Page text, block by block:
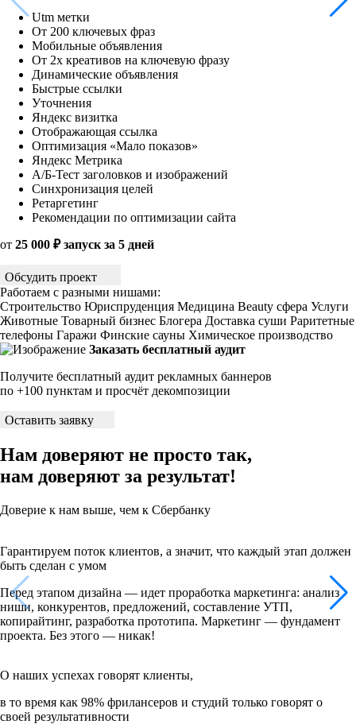
Utm метки
От 200 ключевых фраз
Мобильные объявления
От 2х креативов на ключевую фразу
Динамические объявления
Быстрые ссылки
Уточнения
Яндекс визитка
Отображающая ссылка
Оптимизация «Мало показов»
Яндекс Метрика
А/Б-Тест заголовков и изображений
Синхронизация целей
Ретаргетинг
Рекомендации по оптимизации сайта
от 25 000 ₽ запуск за 5 дней
Обсудить проект
Работаем с разными нишами:
Строительство Юриспруденция Медицина Beauty сфера Услуги
Животные Товарный бизнес Блогера Доставка суши Раритетные
телефоны Гаражи Финские сауны Химическое производство
Заказать бесплатный аудит
Получите бесплатный аудит рекламных баннеров
по +100 пунктам и просчёт декомпозиции
Оставить заявку
Нам доверяют не просто так,
нам доверяют за результат!
Доверие к нам выше, чем к Сбербанку
Гарантируем поток клиентов, а значит, что каждый этап должен
быть сделан с умом
Перед этапом дизайна — идет проработка маркетинга: анализ
ниши, конкурентов, предложений, составление УТП,
копирайтинг, разработка прототипа. Маркетинг — фундамент
проекта. Без этого — никак!
О наших успехах говорят клиенты,
в то время как 98% фрилансеров и студий только говорят о
своей результативности